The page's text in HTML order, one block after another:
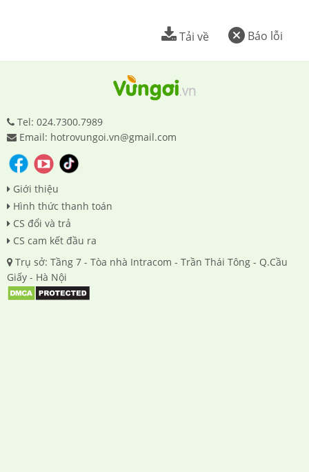
Báo lỗi
Tải về
Tel: 024.7300.7989
Email: hotrovungoi.vn@gmail.com
Giới thiệu
Hình thức thanh toán
CS đổi và trả
CS cam kết đầu ra
Trụ sở: Tầng 7 - Tòa nhà Intracom - Trần Thái Tông - Q.Cầu
Giấy - Hà Nội